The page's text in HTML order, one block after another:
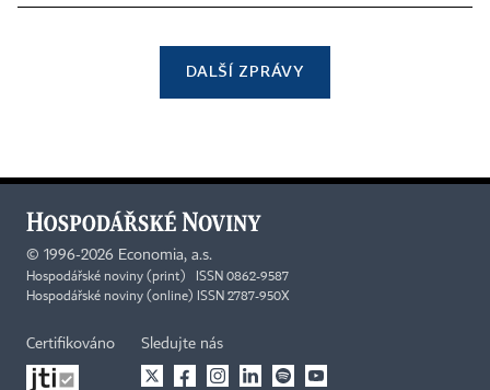
DALŠÍ ZPRÁVY
© 1996-2026 Economia, a.s.
Hospodářské noviny (print) ISSN 0862-9587
Hospodářské noviny (online) ISSN 2787-950X
Certifikováno Sledujte nás